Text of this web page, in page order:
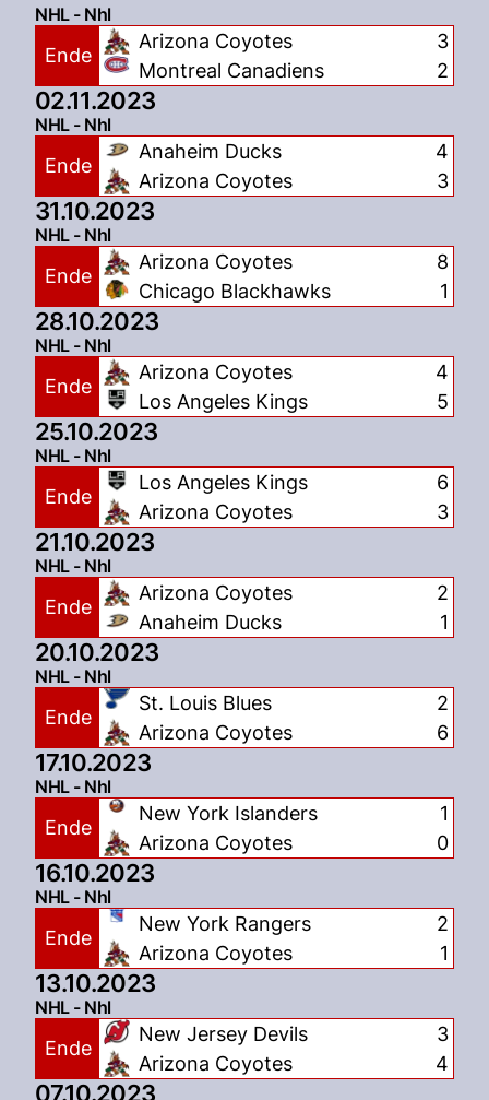
NHL - Nhl
Ende
Arizona Coyotes
Montreal Canadiens
3
2
02.11.2023
NHL - Nhl
Ende
Anaheim Ducks
Arizona Coyotes
4
3
31.10.2023
NHL - Nhl
Ende
Arizona Coyotes
Chicago Blackhawks
8
1
28.10.2023
NHL - Nhl
Ende
Arizona Coyotes
Los Angeles Kings
4
5
25.10.2023
NHL - Nhl
Ende
Los Angeles Kings
Arizona Coyotes
6
3
21.10.2023
NHL - Nhl
Ende
Arizona Coyotes
Anaheim Ducks
2
1
20.10.2023
NHL - Nhl
Ende
St. Louis Blues
Arizona Coyotes
2
6
17.10.2023
NHL - Nhl
Ende
New York Islanders
Arizona Coyotes
1
0
16.10.2023
NHL - Nhl
Ende
New York Rangers
Arizona Coyotes
2
1
13.10.2023
NHL - Nhl
Ende
New Jersey Devils
Arizona Coyotes
3
4
07.10.2023